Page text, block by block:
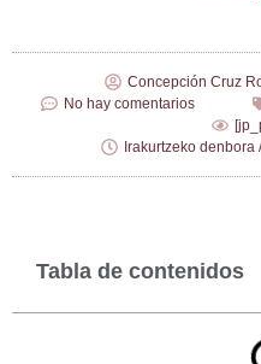
Concepción Cruz
No hay comentarios
Irakurtzeko
Tabla de contenidos